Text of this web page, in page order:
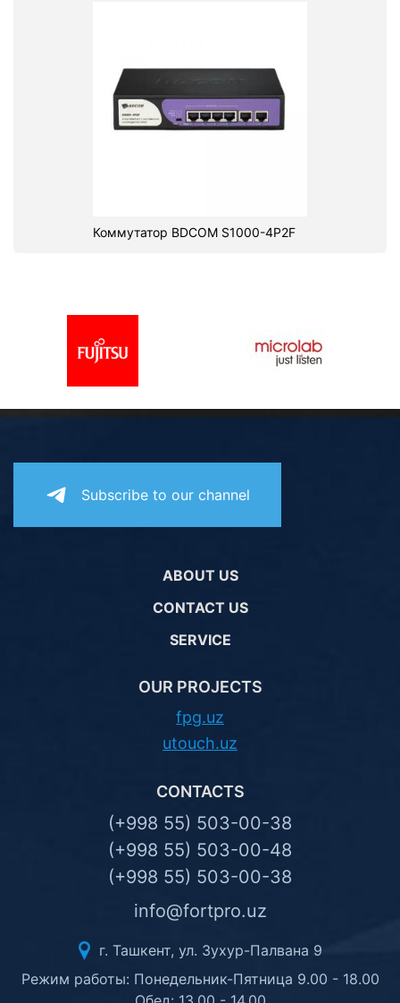
Коммутатор BDCOM S1000-4P2F
Subscribe to our channel
ABOUT US
CONTACT US
SERVICE
OUR PROJECTS
fpg.uz
utouch.uz
CONTACTS
(+998 55) 503-00-38
(+998 55) 503-00-48
(+998 55) 503-00-38
info@fortpro.uz
г. Ташкент, ул. Зухур-Палвана 9
Режим работы: Понедельник-Пятница 9.00 - 18.00